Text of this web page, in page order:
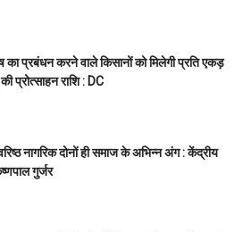
प्रबंधन करने वाले किसानों को मिलेगी प्रति एकड़
प्रोत्साहन राशि : DC
नागरिक दोनों ही समाज के अभिन्न अंग : केंद्रीय
गुर्जर